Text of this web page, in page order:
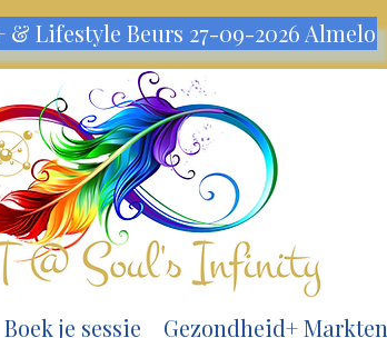
& Lifestyle Beurs 27-09-2026 Almelo
Boek je sessie Gezondheid+ Markten